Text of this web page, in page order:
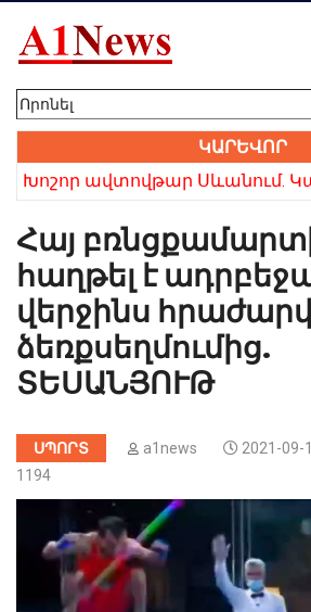
ԿԱՐԵՎՈՐ
Խոշոր ավտովթար Սևանում.
Հայ
հաղթել է
վերջինս
ձեռքսեղմումից.
ՏԵՍԱՆՅՈՒԹ
ՍՊՈՐՏ a1news
2021-09-
1194